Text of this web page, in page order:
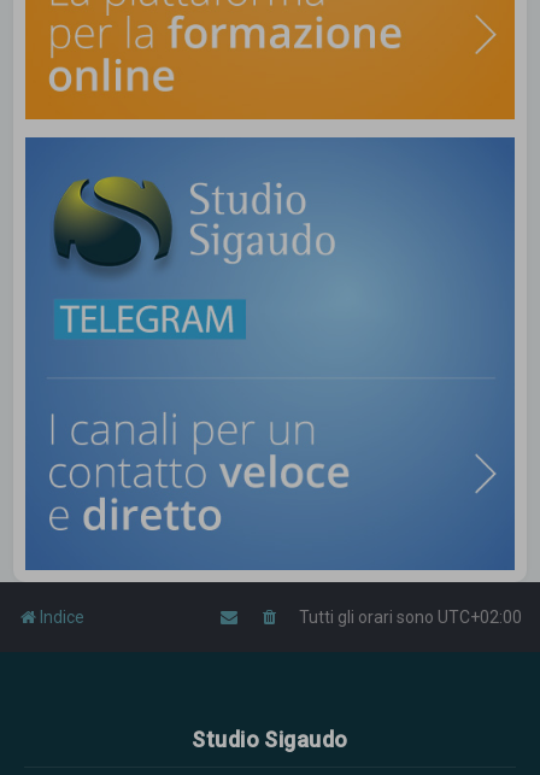
Indice Tutti gli orari sono UTC+02:00
Studio Sigaudo